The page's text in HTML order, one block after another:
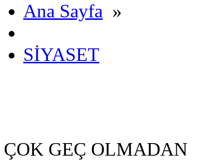
Ana Sayfa »
SİYASET
ÇOK GEÇ OLMADAN